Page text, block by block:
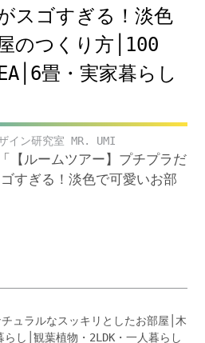
スゴすぎる！淡色
のつくり方│100
畳・実家暮らし
イン研究室 MR. UMI
【ルームツアー】プチプラだ
すぎる！淡色で可愛いお部